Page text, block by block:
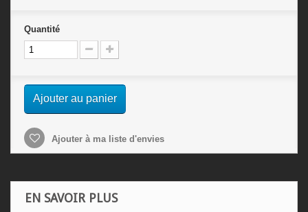
Quantité
Ajouter au panier
Ajouter à ma liste d'envies
EN SAVOIR PLUS